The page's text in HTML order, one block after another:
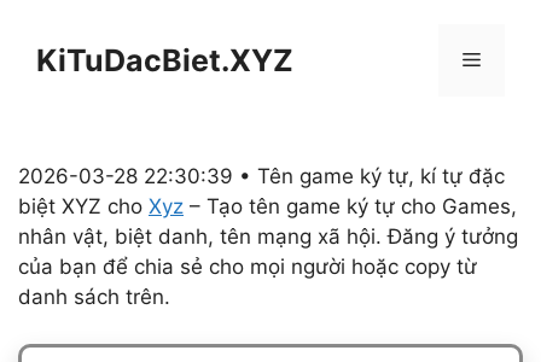
KiTuDacBiet.XYZ Menu
2026-03-28 22:30:39 • Tên game ký tự, kí tự đặc
biệt XYZ cho Xyz – Tạo tên game ký tự cho Games,
nhân vật, biệt danh, tên mạng xã hội. Đăng ý tưởng
của bạn để chia sẻ cho mọi người hoặc copy từ
danh sách trên.